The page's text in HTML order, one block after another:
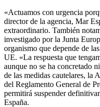
«Actuamos con urgencia
director de la agencia, Mar
extraordinario. También
investigado por la Junta
organismo que depende de
UE. «La respuesta que
aunque no se ha concretado
de las medidas cautelares, la
del Reglamento General de
permitirá suspender
España.